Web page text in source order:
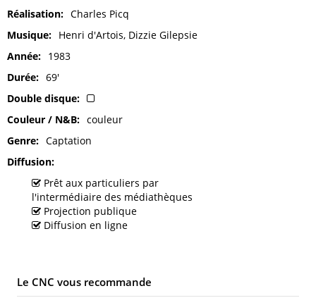
Réalisation
Charles Picq
Musique
Henri d'Artois, Dizzie Gilepsie
Année
1983
Durée
69'
Double disque
Couleur / N&B
couleur
Genre
Captation
Diffusion
Prêt aux particuliers par
l'intermédiaire des médiathèques
Projection publique
Diffusion en ligne
Le CNC vous recommande